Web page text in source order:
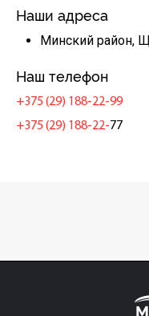
Наши адреса
Минский район,
Наш телефон
+375 (29) 188-22-99
+375 (29) 188-22-77